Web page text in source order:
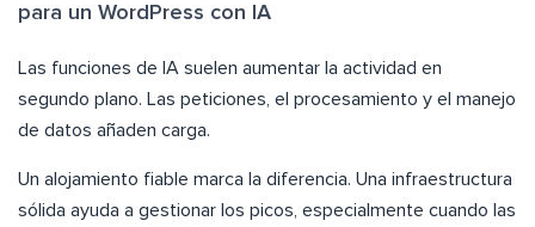
para un WordPress con IA
Las funciones de IA suelen aumentar la actividad en
segundo plano. Las peticiones, el procesamiento y el manejo
de datos añaden carga.
Un alojamiento fiable marca la diferencia. Una infraestructura
sólida ayuda a gestionar los picos, especialmente cuando las